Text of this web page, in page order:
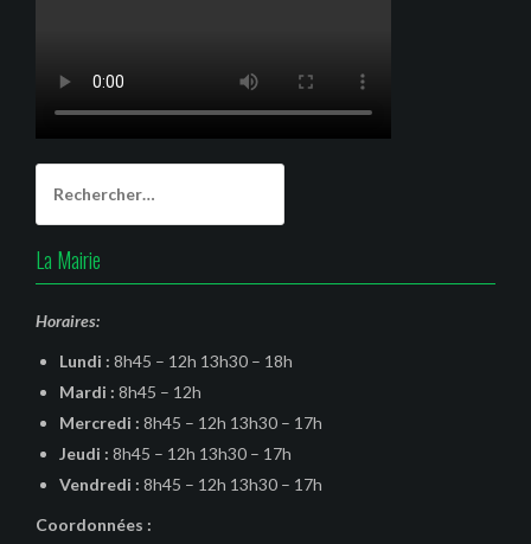
La Mairie
Horaires:
Lundi : 8h45 – 12h 13h30 – 18h
Mardi : 8h45 – 12h
Mercredi : 8h45 – 12h 13h30 – 17h
Jeudi : 8h45 – 12h 13h30 – 17h
Vendredi : 8h45 – 12h 13h30 – 17h
Coordonnées :